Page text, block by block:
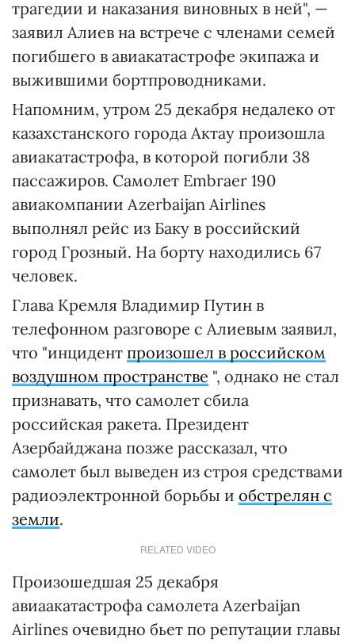
трагедии и наказания виновных в ней", —
заявил Алиев на встрече с членами семей
погибшего в авиакатастрофе экипажа и
выжившими бортпроводниками.
Напомним, утром 25 декабря недалеко от
казахстанского города Актау произошла
авиакатастрофа, в которой погибли 38
пассажиров. Самолет Embraer 190
авиакомпании Azerbaijan Airlines
выполнял рейс из Баку в российский
город Грозный. На борту находились 67
человек.
Глава Кремля Владимир Путин в
телефонном разговоре с Алиевым заявил,
что "инцидент произошел в российском
воздушном пространстве ", однако не стал
признавать, что самолет сбила
российская ракета. Президент
Азербайджана позже рассказал, что
самолет был выведен из строя средствами
радиоэлектронной борьбы и обстрелян с
земли.
RELATED VIDEO
Произошедшая 25 декабря
авиаакатастрофа самолета Azerbaijan
Airlines очевидно бьет по репутации главы